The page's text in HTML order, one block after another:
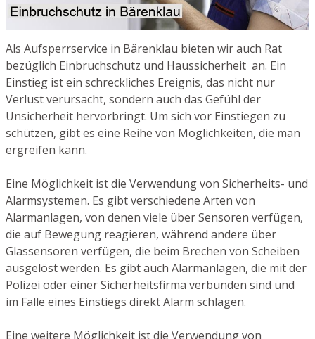
Als Aufsperrservice in Bärenklau bieten wir auch Rat
bezüglich Einbruchschutz und Haussicherheit an. Ein
Einstieg ist ein schreckliches Ereignis, das nicht nur
Verlust verursacht, sondern auch das Gefühl der
Unsicherheit hervorbringt. Um sich vor Einstiegen zu
schützen, gibt es eine Reihe von Möglichkeiten, die man
ergreifen kann.
Eine Möglichkeit ist die Verwendung von Sicherheits- und
Alarmsystemen. Es gibt verschiedene Arten von
Alarmanlagen, von denen viele über Sensoren verfügen,
die auf Bewegung reagieren, während andere über
Glassensoren verfügen, die beim Brechen von Scheiben
ausgelöst werden. Es gibt auch Alarmanlagen, die mit der
Polizei oder einer Sicherheitsfirma verbunden sind und
im Falle eines Einstiegs direkt Alarm schlagen.
Eine weitere Möglichkeit ist die Verwendung von